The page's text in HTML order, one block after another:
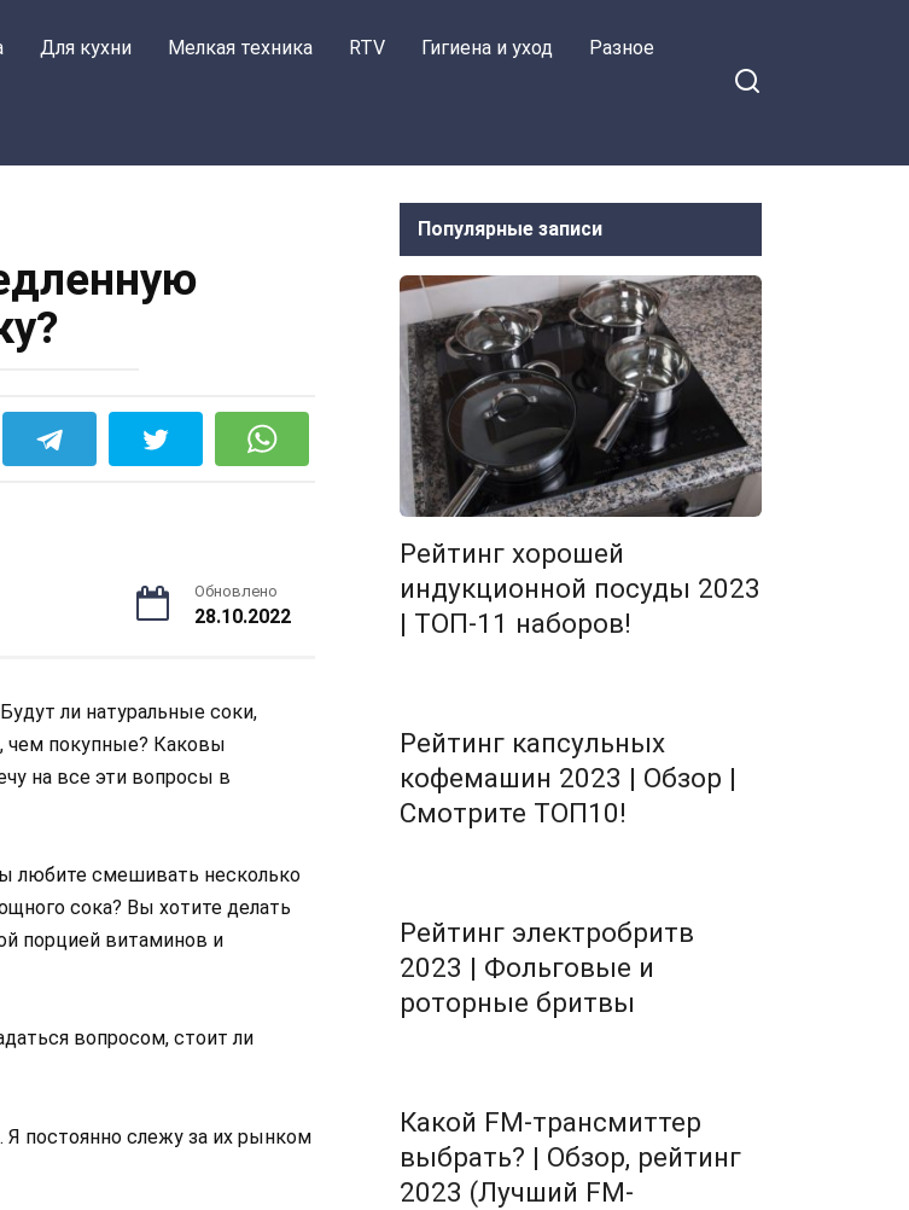
Для кухни Мелкая техника RTV Гигиена и уход Разное
Обновлено
28.10.2022
ли натуральные соки,
чем покупные? Каковы
на все эти вопросы в
любите смешивать несколько
сока? Вы хотите делать
порцией витаминов и
вопросом, стоит ли
постоянно слежу за их рынком
Популярные записи
Рейтинг хорошей
индукционной посуды 2023
| ТОП-11 наборов!
Рейтинг капсульных
кофемашин 2023 | Обзор |
Смотрите ТОП10!
Рейтинг электробритв
2023 | Фольговые и
роторные бритвы
Какой FM-трансмиттер
выбрать? | Обзор, рейтинг
2023 (Лучший FM-